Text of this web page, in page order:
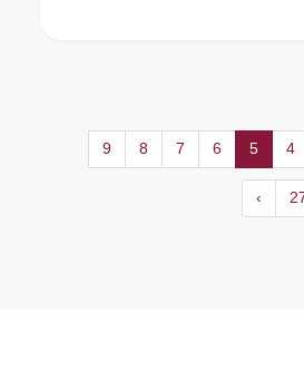
4
5
6
7
8
9
›